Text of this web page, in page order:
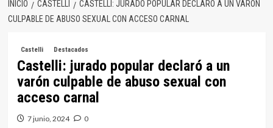
INICIO CASTELLI
CASTELLI: JURADO POPULAR DECLARÓ A UN VARÓN
CULPABLE DE ABUSO SEXUAL CON ACCESO CARNAL
Castelli Destacados
Castelli: jurado popular declaró a un
varón culpable de abuso sexual con
acceso carnal
7 junio, 2024 0